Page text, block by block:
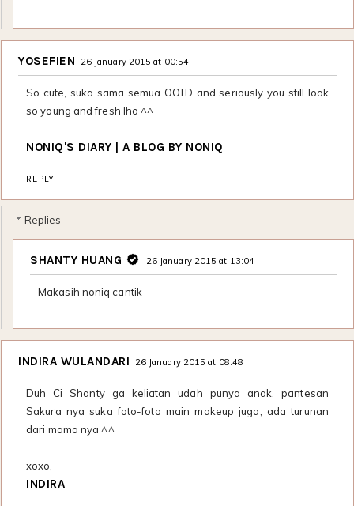
YOSEFIEN 26 January 2015 at 00:54
So cute, suka sama semua OOTD and seriously you still look
so young and fresh lho ^^
NONIQ'S DIARY | A BLOG BY NONIQ
REPLY
Replies
SHANTY HUANG 26 January 2015 at 13:04
Makasih noniq cantik
INDIRA WULANDARI 26 January 2015 at 08:48
Duh Ci Shanty ga keliatan udah punya anak, pantesan
Sakura nya suka foto-foto main makeup juga, ada turunan
dari mama nya ^^
xoxo,
INDIRA